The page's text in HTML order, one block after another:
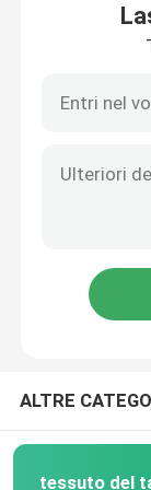
Tessuto del
il poliestere
Il nylon
ALTRE
tessuto del